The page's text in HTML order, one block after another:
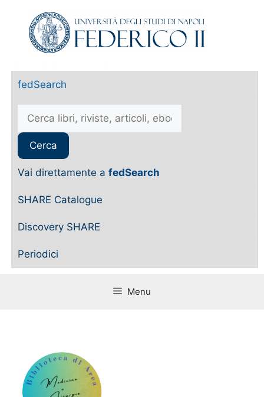
fedSearch
Vai direttamente a fedSearch
SHARE Catalogue
Discovery SHARE
Periodici
Menu